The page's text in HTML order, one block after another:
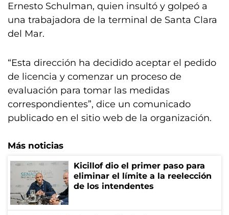
Ernesto Schulman, quien insultó y golpeó a
una trabajadora de la terminal de Santa Clara
del Mar.
“Esta dirección ha decidido aceptar el pedido
de licencia y comenzar un proceso de
evaluación para tomar las medidas
correspondientes”, dice un comunicado
publicado en el sitio web de la organización.
Más noticias
Kicillof dio el primer paso para
eliminar el límite a la reelección
de los intendentes